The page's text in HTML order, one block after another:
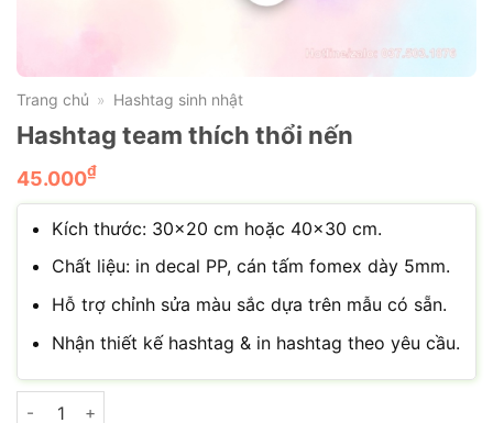
Trang chủ » Hashtag sinh nhật
Hashtag team thích thổi nến
45.000₫
Kích thước: 30×20 cm hoặc 40×30 cm.
Chất liệu: in decal PP, cán tấm fomex dày 5mm.
Hỗ trợ chỉnh sửa màu sắc dựa trên mẫu có sẵn.
Nhận thiết kế hashtag & in hashtag theo yêu cầu.
Hashtag team thích thổi nến số lượng